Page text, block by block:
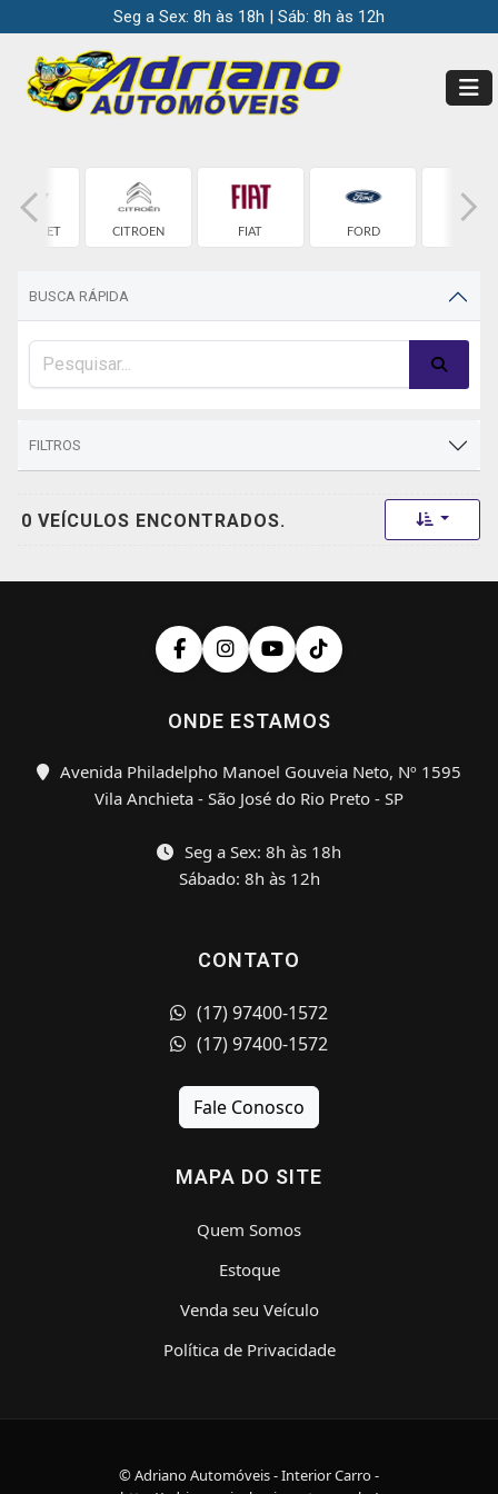
Seg a Sex: 8h às 18h | Sáb: 8h às 12h
CITROEN FIAT FORD
BUSCA RÁPIDA
FILTROS
0 VEÍCULOS ENCONTRADOS. Toggle
ONDE ESTAMOS
Avenida Philadelpho Manoel Gouveia Neto, Nº 1595
Vila Anchieta - São José do Rio Preto - SP
Seg a Sex: 8h às 18h
Sábado: 8h às 12h
CONTATO
(17) 97400-1572
(17) 97400-1572
Fale Conosco
MAPA DO SITE
Quem Somos
Estoque
Venda seu Veículo
Política de Privacidade
© Adriano Automóveis - Interior Carro -